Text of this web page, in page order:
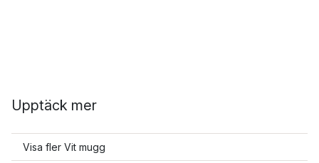
Upptäck mer
Visa fler Vit mugg